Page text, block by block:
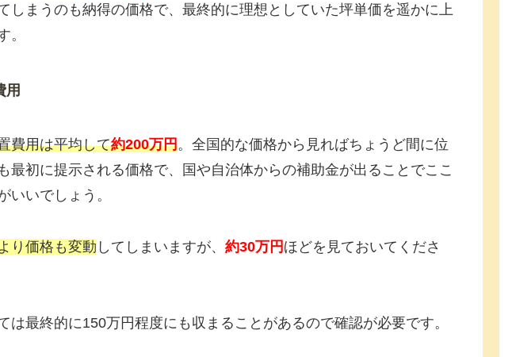
しまうのも納得の価格で、最終的に理想としていた坪単価を遥かに上
。
用
費用は平均して約200万円。全国的な価格から見ればちょうど間に位
最初に提示される価格で、国や自治体からの補助金が出ることでここ
いいでしょう。
り価格も変動 してしまいますが、 約30万円 ほどを見ておいてくださ
は最終的に150万円程度にも収まることがあるので確認が必要です。